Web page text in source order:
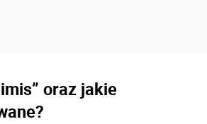
oraz jakie